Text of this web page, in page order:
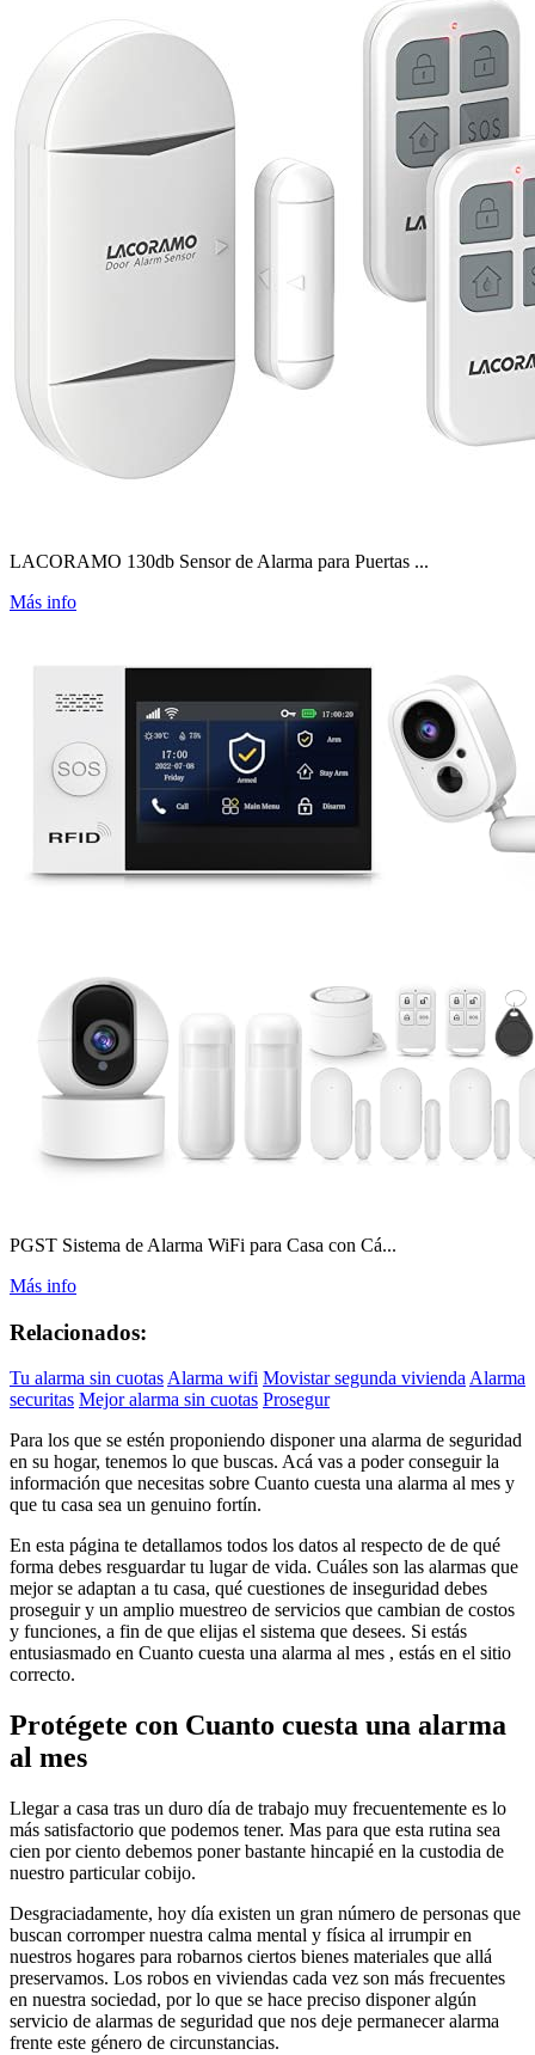
LACORAMO 130db Sensor de Alarma para Puertas ...
Más info
PGST Sistema de Alarma WiFi para Casa con Cá...
Más info
Relacionados:
Tu alarma sin cuotas Alarma wifi Movistar segunda vivienda Alarma
securitas Mejor alarma sin cuotas Prosegur
Para los que se estén proponiendo disponer una alarma de seguridad
en su hogar, tenemos lo que buscas. Acá vas a poder conseguir la
información que necesitas sobre Cuanto cuesta una alarma al mes y
que tu casa sea un genuino fortín.
En esta página te detallamos todos los datos al respecto de de qué
forma debes resguardar tu lugar de vida. Cuáles son las alarmas que
mejor se adaptan a tu casa, qué cuestiones de inseguridad debes
proseguir y un amplio muestreo de servicios que cambian de costos
y funciones, a fin de que elijas el sistema que desees. Si estás
entusiasmado en Cuanto cuesta una alarma al mes , estás en el sitio
correcto.
Protégete con Cuanto cuesta una alarma
al mes
Llegar a casa tras un duro día de trabajo muy frecuentemente es lo
más satisfactorio que podemos tener. Mas para que esta rutina sea
cien por ciento debemos poner bastante hincapié en la custodia de
nuestro particular cobijo.
Desgraciadamente, hoy día existen un gran número de personas que
buscan corromper nuestra calma mental y física al irrumpir en
nuestros hogares para robarnos ciertos bienes materiales que allá
preservamos. Los robos en viviendas cada vez son más frecuentes
en nuestra sociedad, por lo que se hace preciso disponer algún
servicio de alarmas de seguridad que nos deje permanecer alarma
frente este género de circunstancias.